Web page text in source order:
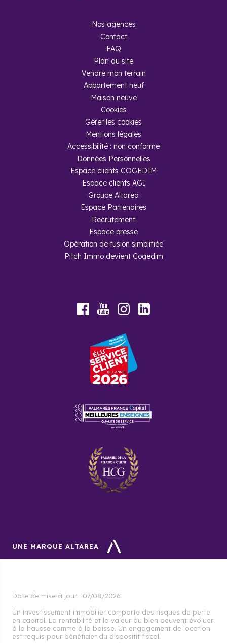
Nos agences
Contact
FAQ
Plan du site
Vendre mon terrain
Appartement neuf
Maison neuve
Cookies
Gérer les cookies
Mentions légales
Accessibilité : non conforme
Données Personnelles
Espace clients COGEDIM
Espace clients AGI
Groupe Altarea
Espace Partenaires
Recrutement
Espace presse
Opération de fusion simplifiée
Pitch Immo devient Cogedim
FacebookYoutubeInstagram
UNE MARQUE ALTAREA
Date de mise à jour : 07/08/2026
Un investissement immobilier comporte des risques de perte
en capital. La rentabilité et la valeur du bien peuvent évoluer
à la hausse comme à la baisse. Un engagement de location
est requis pour bénéficier du dispositif fiscal.